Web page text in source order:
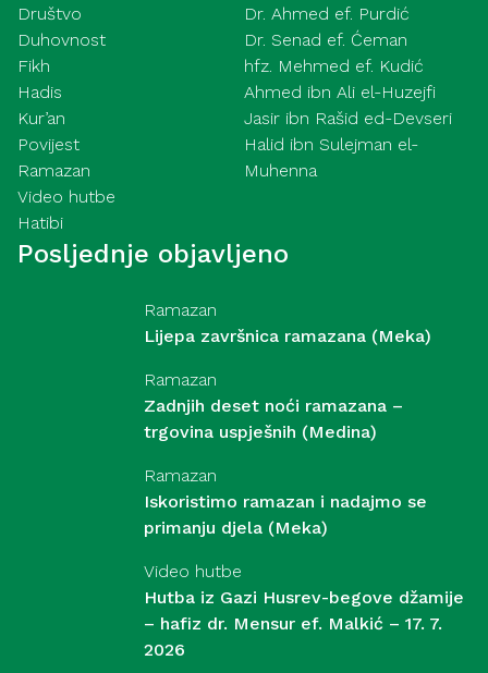
Društvo
Duhovnost
Fikh
Hadis
Kur’an
Povijest
Ramazan
Video hutbe
Hatibi
Dr. Ahmed ef. Purdić
Dr. Senad ef. Ćeman
hfz. Mehmed ef. Kudić
Ahmed ibn Ali el-Huzejfi
Jasir ibn Rašid ed-Devseri
Halid ibn Sulejman el-
Muhenna
Posljednje objavljeno
Ramazan
Lijepa završnica ramazana (Meka)
Ramazan
Zadnjih deset noći ramazana –
trgovina uspješnih (Medina)
Ramazan
Iskoristimo ramazan i nadajmo se
primanju djela (Meka)
Video hutbe
Hutba iz Gazi Husrev-begove džamije
– hafiz dr. Mensur ef. Malkić – 17. 7.
2026